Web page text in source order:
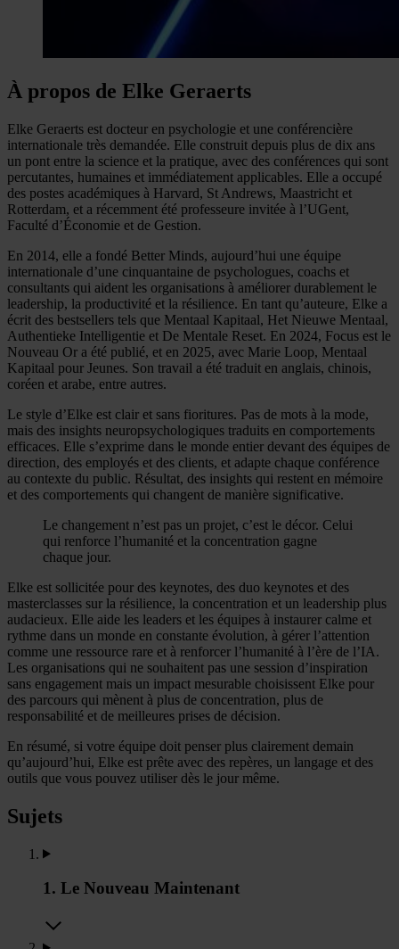
À propos de Elke Geraerts
Elke Geraerts est docteur en psychologie et une conférencière
internationale très demandée. Elle construit depuis plus de dix ans
un pont entre la science et la pratique, avec des conférences qui sont
percutantes, humaines et immédiatement applicables. Elle a occupé
des postes académiques à Harvard, St Andrews, Maastricht et
Rotterdam, et a récemment été professeure invitée à l’UGent,
Faculté d’Économie et de Gestion.
En 2014, elle a fondé Better Minds, aujourd’hui une équipe
internationale d’une cinquantaine de psychologues, coachs et
consultants qui aident les organisations à améliorer durablement le
leadership, la productivité et la résilience. En tant qu’auteure, Elke a
écrit des bestsellers tels que Mentaal Kapitaal, Het Nieuwe Mentaal,
Authentieke Intelligentie et De Mentale Reset. En 2024, Focus est le
Nouveau Or a été publié, et en 2025, avec Marie Loop, Mentaal
Kapitaal pour Jeunes. Son travail a été traduit en anglais, chinois,
coréen et arabe, entre autres.
Le style d’Elke est clair et sans fioritures. Pas de mots à la mode,
mais des insights neuropsychologiques traduits en comportements
efficaces. Elle s’exprime dans le monde entier devant des équipes de
direction, des employés et des clients, et adapte chaque conférence
au contexte du public. Résultat, des insights qui restent en mémoire
et des comportements qui changent de manière significative.
Le changement n’est pas un projet, c’est le décor. Celui
qui renforce l’humanité et la concentration gagne
chaque jour.
Elke est sollicitée pour des keynotes, des duo keynotes et des
masterclasses sur la résilience, la concentration et un leadership plus
audacieux. Elle aide les leaders et les équipes à instaurer calme et
rythme dans un monde en constante évolution, à gérer l’attention
comme une ressource rare et à renforcer l’humanité à l’ère de l’IA.
Les organisations qui ne souhaitent pas une session d’inspiration
sans engagement mais un impact mesurable choisissent Elke pour
des parcours qui mènent à plus de concentration, plus de
responsabilité et de meilleures prises de décision.
En résumé, si votre équipe doit penser plus clairement demain
qu’aujourd’hui, Elke est prête avec des repères, un langage et des
outils que vous pouvez utiliser dès le jour même.
Sujets
1. Le Nouveau Maintenant